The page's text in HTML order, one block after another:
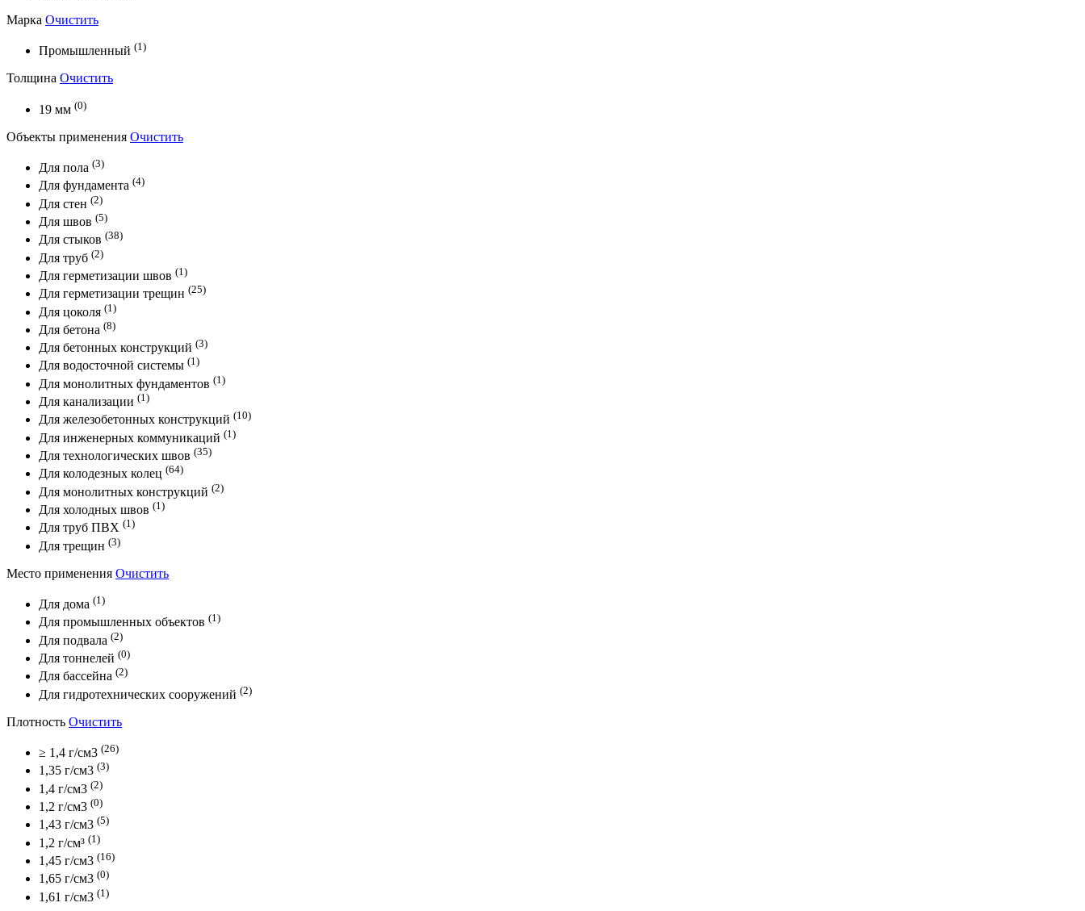
Марка Очистить
Промышленный (1)
Толщина Очистить
19 мм (0)
Объекты применения Очистить
Для пола (3)
Для фундамента (4)
Для стен (2)
Для швов (5)
Для стыков (38)
Для труб (2)
Для герметизации швов (1)
Для герметизации трещин (25)
Для цоколя (1)
Для бетона (8)
Для бетонных конструкций (3)
Для водосточной системы (1)
Для монолитных фундаментов (1)
Для канализации (1)
Для железобетонных конструкций (10)
Для инженерных коммуникаций (1)
Для технологических швов (35)
Для колодезных колец (64)
Для монолитных конструкций (2)
Для холодных швов (1)
Для труб ПВХ (1)
Для трещин (3)
Место применения Очистить
Для дома (1)
Для промышленных объектов (1)
Для подвала (2)
Для тоннелей (0)
Для бассейна (2)
Для гидротехнических сооружений (2)
Плотность Очистить
≥ 1,4 г/см3 (26)
1,35 г/см3 (3)
1,4 г/см3 (2)
1,2 г/см3 (0)
1,43 г/см3 (5)
1,2 г/см³ (1)
1,45 г/см3 (16)
1,65 г/см3 (0)
1,61 г/см3 (1)